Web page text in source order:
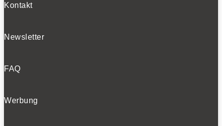
Kontakt
Newsletter
FAQ
Werbung